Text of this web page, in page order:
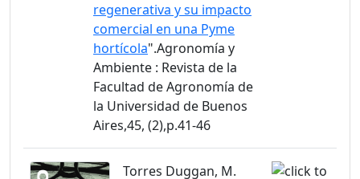
regenerativa y su impacto
comercial en una Pyme
hortícola".Agronomía y
Ambiente : Revista de la
Facultad de Agronomía de
la Universidad de Buenos
Aires,45, (2),p.41-46
Torres Duggan, M.